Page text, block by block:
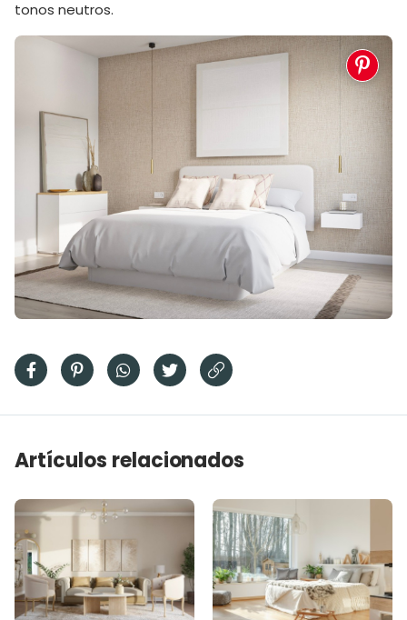
tonos neutros.
Artículos relacionados